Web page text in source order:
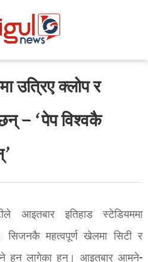
उत्रिए क्लोप र
– ‘पेप विश्वकै
आइतबार इतिहाड स्टेडियममा
सिजनकै महत्वपूर्ण खेलमा सिटी र